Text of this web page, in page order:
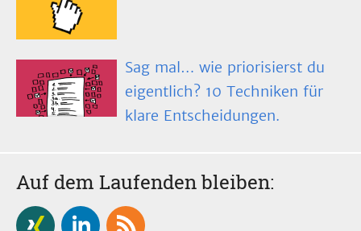
Sag mal… wie priorisierst du
eigentlich? 10 Techniken für
klare Entscheidungen.
Auf dem Laufenden bleiben: